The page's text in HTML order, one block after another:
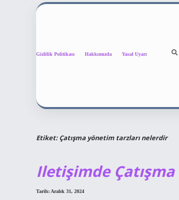
Gizlilik Politikası Hakkımızda Yasal Uyarı
Etiket:Çatışma yönetim tarzları nelerdir
Iletişimde
Tarih: Aralık 31, 2024